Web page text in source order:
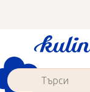
съдържанието